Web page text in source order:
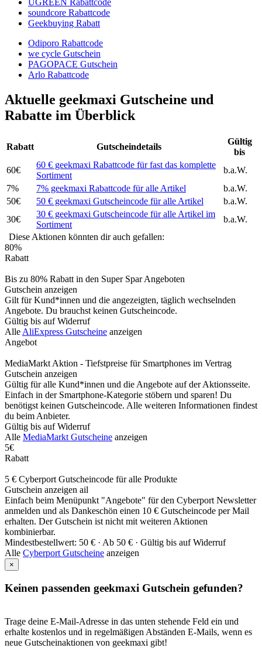
soundcore Rabattcode
Geekbuying Rabatt
Odiporo Rabattcode
we cycle Gutschein
PAGOPACE Gutschein
Arlo Rabattcode
Aktuelle geekmaxi Gutscheine und
Rabatte im Überblick
Rabatt Gutscheindetails
Gültig
bis
60€
60 € geekmaxi Rabattcode für fast das komplette
Sortiment
b.a.W.
7%
7% geekmaxi Rabattcode für alle Artikel
b.a.W.
50€
50 € geekmaxi Gutscheincode für alle Artikel
b.a.W.
30€
30 € geekmaxi Gutscheincode für alle Artikel im
Sortiment
b.a.W.
Diese Aktionen könnten dir auch gefallen:
80%
Rabatt
Bis zu 80% Rabatt in den Super Spar Angeboten
Gutschein anzeigen
Gilt für Kund*innen und die angezeigten, täglich wechselnden
Angebote. Du brauchst keinen Gutscheincode.
Gültig bis auf Widerruf
AlleAliExpress Gutscheine anzeigen
Angebot
MediaMarkt Aktion - Tiefstpreise für Smartphones im Vertrag
Gutschein anzeigen
Gültig für alle Kund*innen und die Angebote auf der Aktionsseite.
Einfach in der Smartphone-Kategorie stöbern und sparen! Du
benötigst keinen Gutscheincode. Alle weiteren Informationen findest
du beim Anbieter.
Gültig bis auf Widerruf
Alle MediaMarkt Gutscheine anzeigen
5€
Rabatt
5 € Cyberport Gutscheincode für alle Produkte
Gutschein anzeigen ail
Einfach beim Menüpunkt "Angebote" für den Cyberport Newsletter
anmelden und als Dankeschön einen 10 € Gutscheincode per Mail
erhalten. Der Gutschein ist nicht mit weiteren Aktionen
kombinierbar.
Mindestbestellwert: 50 € · Ab 50 € · Gültig bis auf Widerruf
Alle Cyberport Gutscheine anzeigen
×
Keinen passenden geekmaxi Gutschein gefunden?
Trage deine E-Mail-Adresse in das unten stehende Feld ein und
erhalte kostenlos und in regelmäßigen Abständen E-Mails, wenn es
neue Gutscheinaktionen von geekmaxi gibt!